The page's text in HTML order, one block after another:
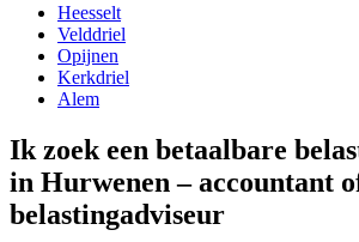
Heesselt
Velddriel
Opijnen
Kerkdriel
Alem
Ik zoek een betaalbare
in Hurwenen – accountant
belastingadviseur